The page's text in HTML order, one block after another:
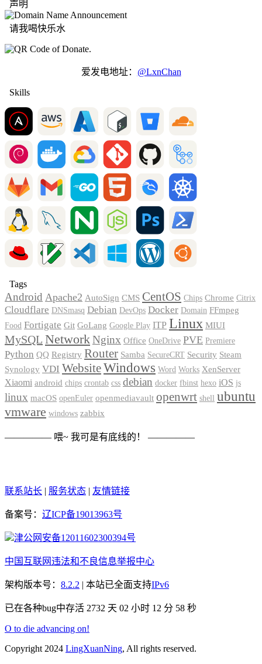
声明
请我喝快乐水
爱发电地址： @LxnChan
Skills
Tags
Android Apache2 AutoSign CMS CentOS Chips Chrome Citrix
Cloudflare DNSmasq Debian DevOps Docker Domain FFmpeg
Food Fortigate Git GoLang Google Play ITP Linux MIUI
MySQL NetworkNginx Office OneDrive PVE Premiere
Python QQ Registry Router Samba SecureCRT Security Steam
Synology VDI WebsiteWindows Word Works XenServer
Xiaomi android chips crontab css debian docker fbinst hexo iOS js
linux macOS openEuler openmediavault openwrt shell ubuntu
vmware windows zabbix
————— 喂~ 我可是有底线的！ —————
联系站长 | 服务状态 | 友情链接
备案号： 辽ICP备19013963号
津公网安备12011602300394号
中国互联网违法和不良信息举报中心
架构版本号： 8.2.2 | 本站已全面支持IPv6
已在各种bug中存活 2732 天 02 小时 12 分 58 秒
O to die advancing on!
Copyright 2024 LingXuanNing, All rights reserved.